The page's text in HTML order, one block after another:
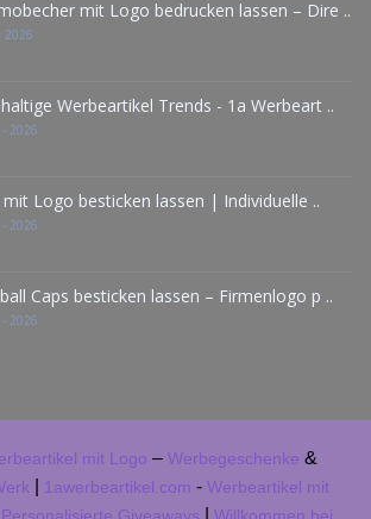
mit Logo bedrucken lassen – Dire ..
2026
Werbeartikel Trends - 1a Werbeart ..
2026
mit Logo besticken lassen | Individuelle ..
2026
Caps besticken lassen – Firmenlogo p ..
2026
mit Logo – Werbegeschenke &
1awerbeartikel.com - Werbeartikel mit